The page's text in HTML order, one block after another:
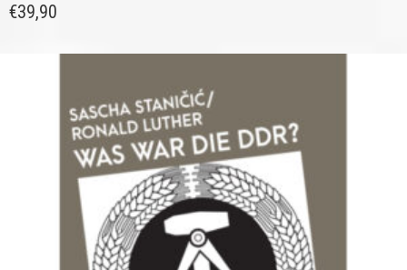
€39,90